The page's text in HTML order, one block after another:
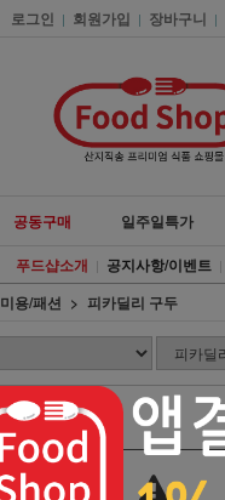
로그인 | 회원가입 | 장바구니 |
공동구매 일주일특가
푸드샵소개 | 공지사항/이벤트 |
미용/패션 피카딜리 구두